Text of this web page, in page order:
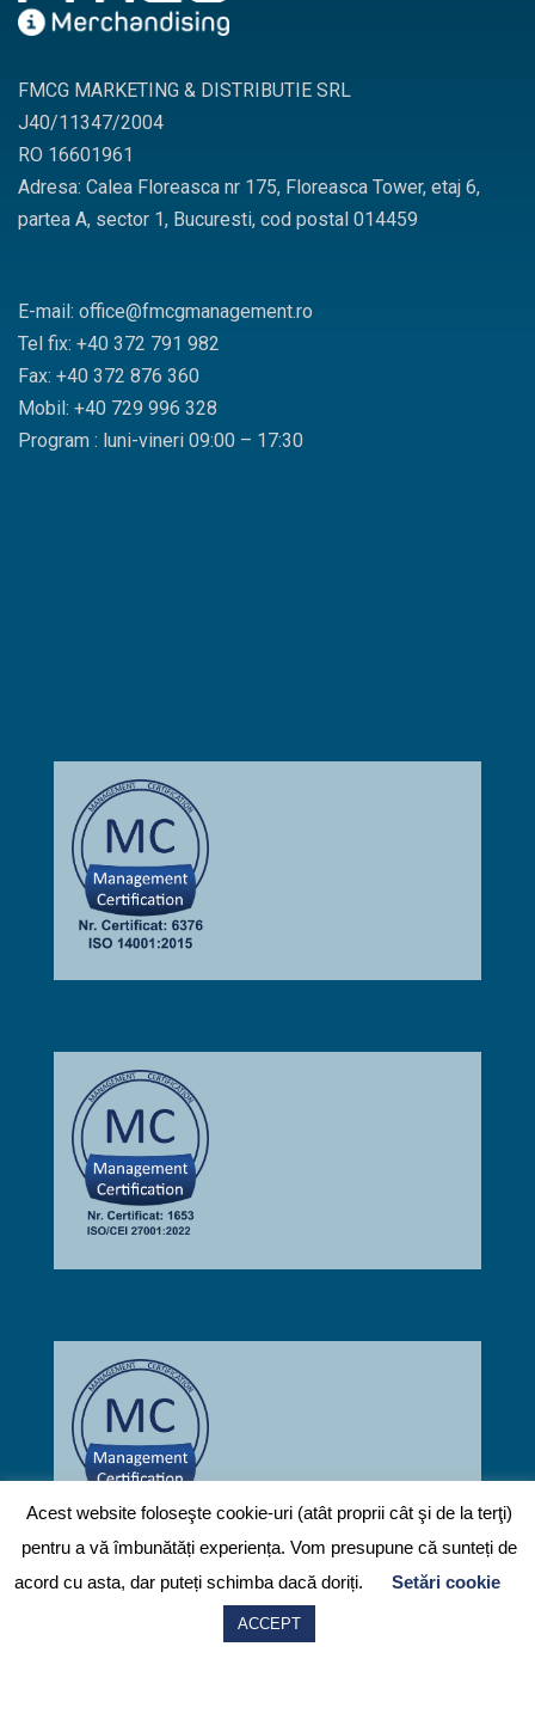
FMCG MARKETING & DISTRIBUTIE SRL
J40/11347/2004
RO 16601961
Adresa: Calea Floreasca nr 175, Floreasca Tower, etaj 6,
partea A, sector 1, Bucuresti, cod postal 014459
E-mail: office@fmcgmanagement.ro
Tel fix: +40 372 791 982
Fax: +40 372 876 360
Mobil: +40 729 996 328
Program : luni-vineri 09:00 – 17:30
Contactează-ne
FMCGMANAGEMENT.ro
Acest website foloseşte cookie-uri (atât proprii cât şi de la terţi)
pentru a vă îmbunătăți experiența. Vom presupune că sunteți de
acord cu asta, dar puteți schimba dacă doriți.
Setări cookie
ACCEPT